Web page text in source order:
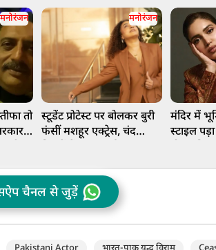
मनोरंजन
तो
मनोरंजन
स्टूडेंट प्रोटेस्ट पर बोलकर बुरी
फंसीं मशहूर एक्ट्रेस, चंद
मंदिर में
स्टाइल
चैनल से जुड़ें